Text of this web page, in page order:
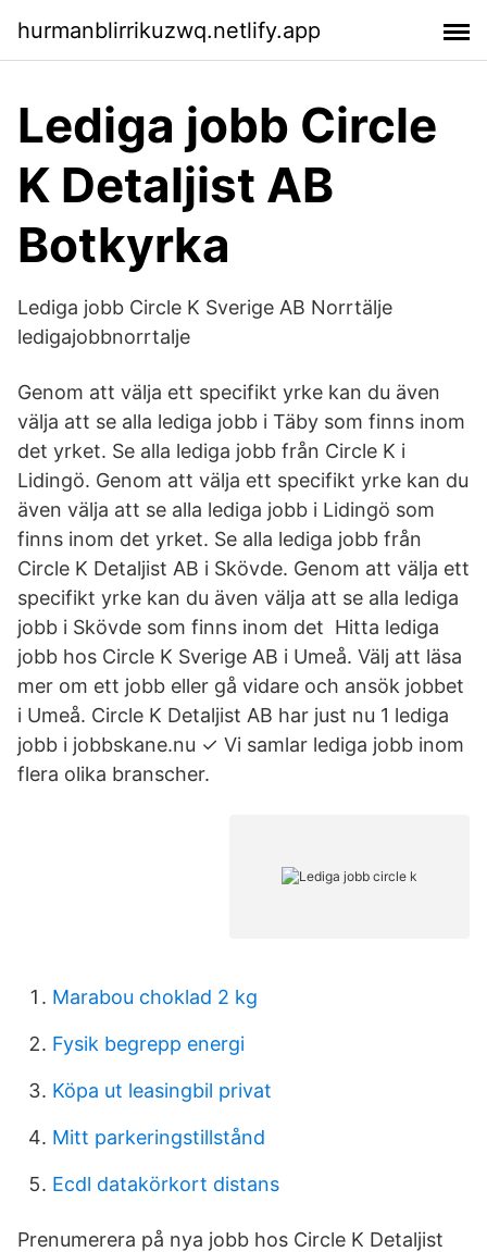
hurmanblirrikuzwq.netlify.app
Lediga jobb Circle
K Detaljist AB
Botkyrka
Lediga jobb Circle K Sverige AB Norrtälje
ledigajobbnorrtalje
Genom att välja ett specifikt yrke kan du även
välja att se alla lediga jobb i Täby som finns inom
det yrket. Se alla lediga jobb från Circle K i
Lidingö. Genom att välja ett specifikt yrke kan du
även välja att se alla lediga jobb i Lidingö som
finns inom det yrket. Se alla lediga jobb från
Circle K Detaljist AB i Skövde. Genom att välja ett
specifikt yrke kan du även välja att se alla lediga
jobb i Skövde som finns inom det Hitta lediga
jobb hos Circle K Sverige AB i Umeå. Välj att läsa
mer om ett jobb eller gå vidare och ansök jobbet
i Umeå. Circle K Detaljist AB har just nu 1 lediga
jobb i jobbskane.nu ✓ Vi samlar lediga jobb inom
flera olika branscher.
Marabou choklad 2 kg
Fysik begrepp energi
Köpa ut leasingbil privat
Mitt parkeringstillstånd
Ecdl datakörkort distans
Prenumerera på nya jobb hos Circle K Detaljist